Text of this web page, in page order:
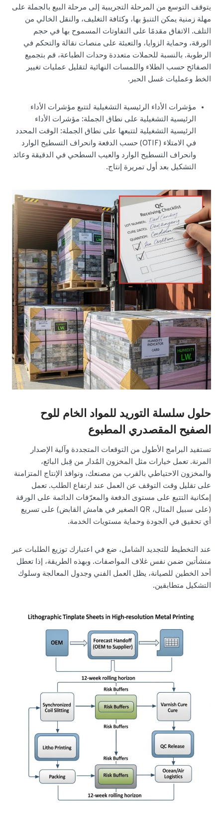
يتوقف التوسع من المرحلة التجريبية إلى مرحلة البيع بالجملة على
مهلة زمنية يمكن التنبؤ بها، وكثافة التغليف، والنقل الخالي من
التلف. الاتفاق مقدمًا على التفاوتات المسموح بها في حجم
الورقة، وحماية الزوايا، والتعبئة على منصات نقالة والتحكم في
الرطوبة. بالنسبة للحملات متعددة وحدات الطباعة، قم بتجميع
الصفائح حسب الطلاء واللمسات النهائية لتقليل عمليات تغيير
الخط وعمليات غسل الحبر.
مؤشرات الأداء الرئيسية التشغيلية لتتبع مؤشرات الأداء
الرئيسية التشغيلية على نطاق الجملة: مؤشرات الأداء
الرئيسية التشغيلية لتتبعها على نطاق الجملة: الوقت المحدد
في الامتلاء (OTIF) حسب الدفعة وانحراف التسطيح الوارد
وانحراف التسطيح الوارد والعيب السطحي في الدقيقة وعائد
التشكيل بعد أول تمريرة إنتاج.
حلول سلسلة التوريد للمواد الخام للوح
الصفيح المقصدري المطبوع
تستفيد البرامج الأطول من التوقعات المتجددة وآلية الإصدار
المرنة. تعمل خيارات مثل المخزون المُدار من قِبل البائع،
والمخزون الاحتياطي بالقرب من مصنعك، ونوافذ الإنتاج المتزامنة
على تقليل وقت التوقف عن العمل عند ارتفاع الطلب. تعمل
إمكانية التتبع على مستوى الدفعة والمعرّفات الدائمة على الورقة
(على سبيل المثال، QR الصغير في هامش القابض) على تسريع
أي تحقيق في الجودة وحماية مستويات الخدمة.
عند التخطيط للتجديد الشامل، ضع في اعتبارك توزيع الطلبات عبر
منشأتين ضمن نفس غلاف المواصفات. وبهذه الطريقة، إذا تعطل
أحد الخطين للصيانة، يظل العمل الفني وجدول المعالجة وسلوك
التشكيل متطابقين.